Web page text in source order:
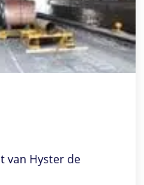
van Hyster de